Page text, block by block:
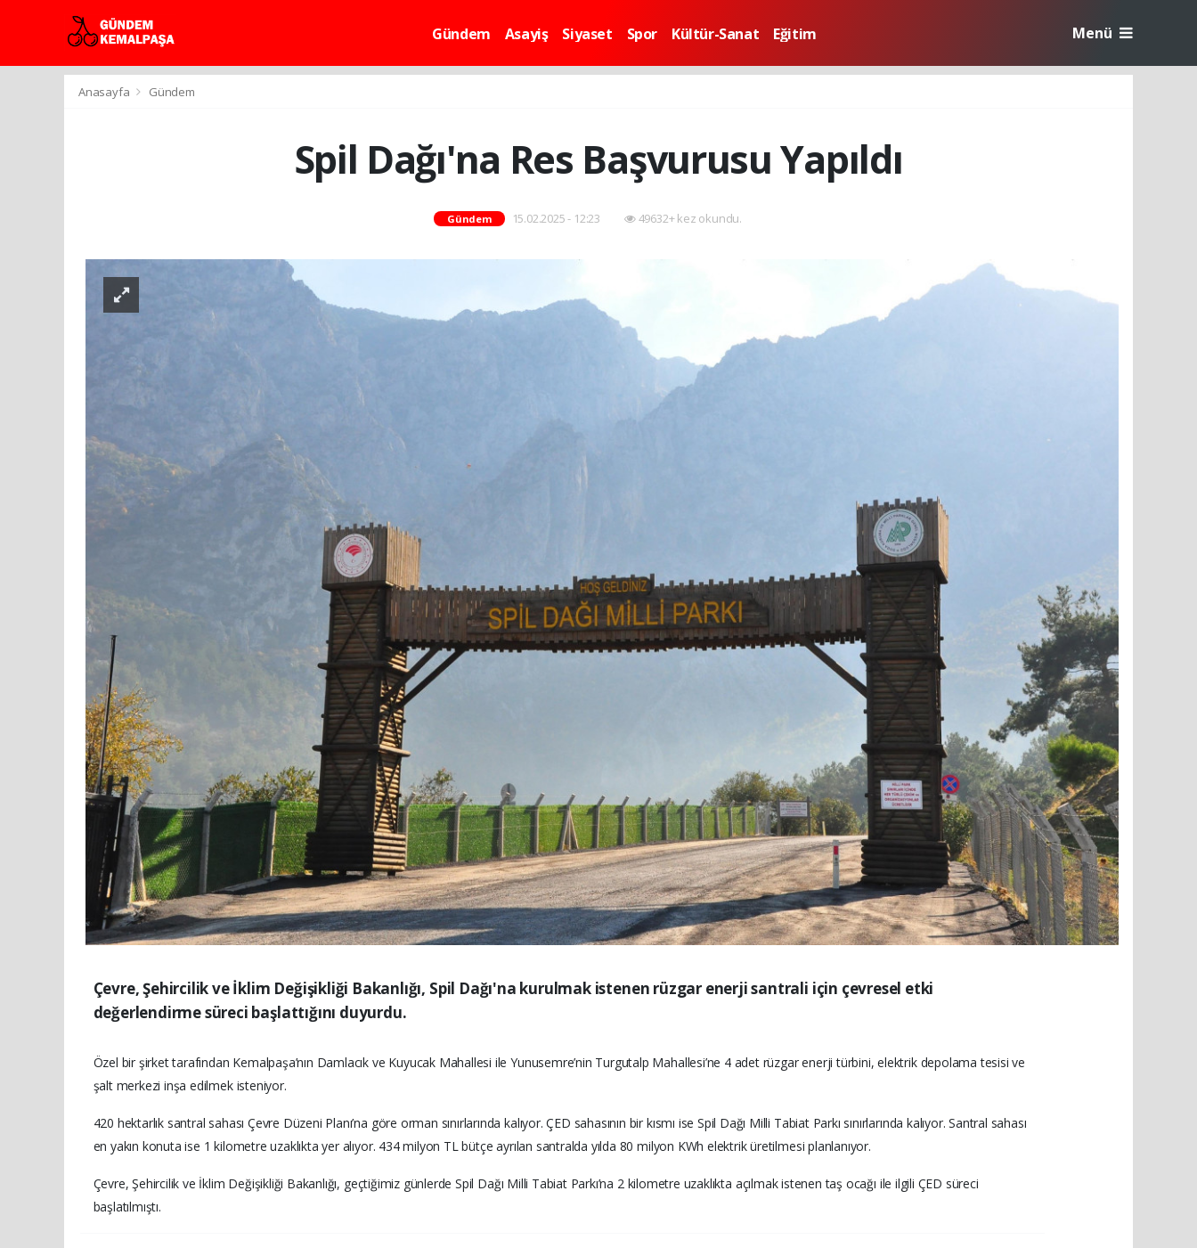
Gündem Asayiş Siyaset Spor Kültür-Sanat Eğitim Menü
Anasayfa Gündem
Spil Dağı'na Res Başvurusu Yapıldı
Gündem 15.02.2025 - 12:23 49632+ kez okundu.
Çevre, Şehircilik ve İklim Değişikliği Bakanlığı, Spil Dağı'na kurulmak istenen rüzgar enerji santrali için çevresel etki
değerlendirme süreci başlattığını duyurdu.
Özel bir şirket tarafından Kemalpaşa’nın Damlacık ve Kuyucak Mahallesi ile Yunusemre’nin Turgutalp Mahallesi’ne 4 adet rüzgar enerji türbini, elektrik depolama tesisi ve
şalt merkezi inşa edilmek isteniyor.
420 hektarlık santral sahası Çevre Düzeni Planı’na göre orman sınırlarında kalıyor. ÇED sahasının bir kısmı ise Spil Dağı Milli Tabiat Parkı sınırlarında kalıyor. Santral sahası
en yakın konuta ise 1 kilometre uzaklıkta yer alıyor. 434 milyon TL bütçe ayrılan santralda yılda 80 milyon KWh elektrik üretilmesi planlanıyor.
Çevre, Şehircilik ve İklim Değişikliği Bakanlığı, geçtiğimiz günlerde Spil Dağı Milli Tabiat Parkı’na 2 kilometre uzaklıkta açılmak istenen taş ocağı ile ilgili ÇED süreci
başlatılmıştı.